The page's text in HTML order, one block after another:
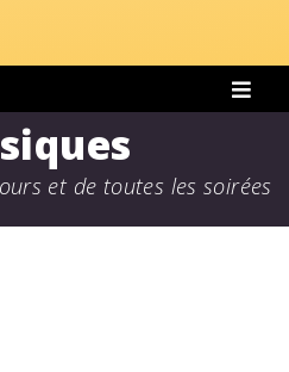
et de toutes les soirées